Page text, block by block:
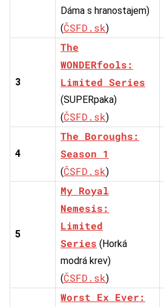
Dáma s hranostajem)
(ČSFD.sk)
3
The
WONDERfools:
Limited Series
(SUPERpaka)
(ČSFD.sk)
4
The Boroughs:
Season 1
(ČSFD.sk)
5
My Royal
Nemesis:
Limited
Series (Horká
modrá krev)
(ČSFD.sk)
Worst Ex Ever: